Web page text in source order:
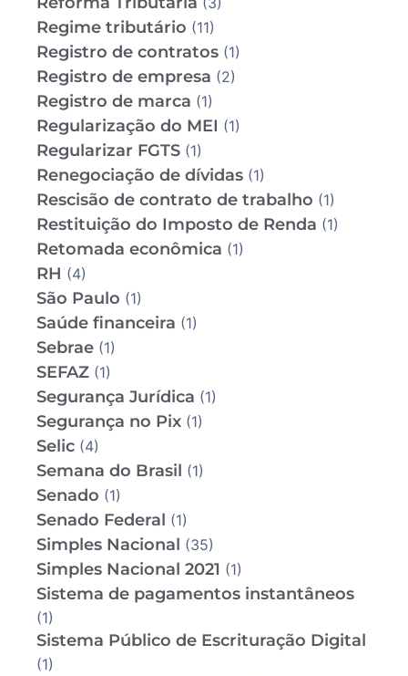
Regime tributário (11)
Registro de contratos (1)
Registro de empresa (2)
Registro de marca (1)
Regularização do MEI (1)
Regularizar FGTS (1)
Renegociação de dívidas (1)
Rescisão de contrato de trabalho (1)
Restituição do Imposto de Renda (1)
Retomada econômica (1)
RH (4)
São Paulo (1)
Saúde financeira (1)
Sebrae (1)
SEFAZ (1)
Segurança Jurídica (1)
Segurança no Pix (1)
Selic (4)
Semana do Brasil (1)
Senado (1)
Senado Federal (1)
Simples Nacional (35)
Simples Nacional 2021 (1)
Sistema de pagamentos instantâneos
(1)
Sistema Público de Escrituração Digital
(1)